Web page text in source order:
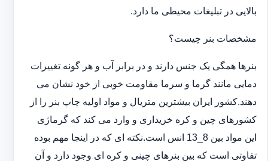
بالایی در تبلیغات محیطی ما دارد.
مشخصات بنر چیست؟
بنرها همگی یک جنس دارند و در برابر آب و هر گونه تغییرات
دمایی مانند گرما و سرما مقاومت خوبی از خود نشان می
دهند.کشور ایران بیشترین متریال و مواد اولیه چاپ بنر را از
کشورهای چین و کره خریداری و وارد می کند که گرماژی
این مواد بین 8_13 انس است.نکته ای که در اینجا مهم بوده
تفاوتی است که بین بنرهای چینی و کره ای وجود دارد و آن